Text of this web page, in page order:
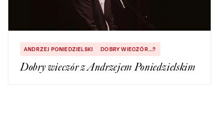
ANDRZEJ PONIEDZIELSKI DOBRY WIECZÓR...?
Dobry wieczór z Andrzejem Poniedzielskim